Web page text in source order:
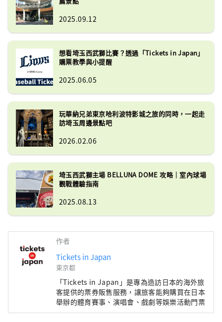
2025.09.12
想看埼玉西武獅比賽？透過「Tickets in Japan」
購票教學與小提醒
2025.06.05
玩華納兄弟東京哈利波特影城之旅的同時，一起走
訪埼玉周邊景點吧
2026.02.06
埼玉西武獅主場 BELLUNA DOME 攻略｜室內球場
觀戰體驗指南
2025.08.13
作者
Tickets in Japan
東京都
「Tickets in Japan」是專為造訪日本的海外旅
客提供的票券販售服務，讓旅客能夠購買在日本
舉辦的體育賽事、演唱會、戲劇等娛樂活動門票